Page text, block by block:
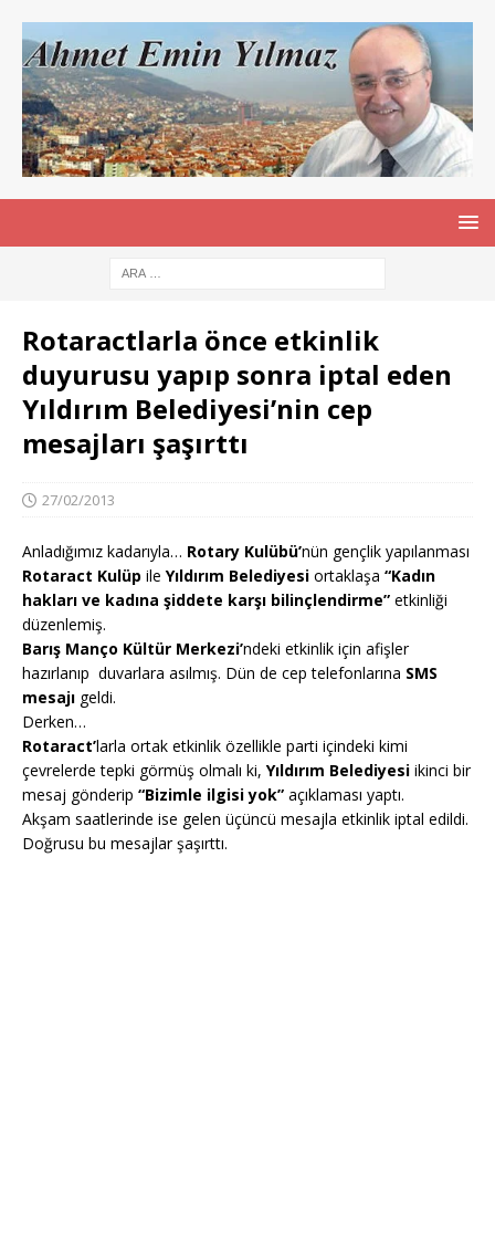
Rotaractlarla önce etkinlik
duyurusu yapıp sonra iptal eden
Yıldırım Belediyesi’nin cep
mesajları şaşırttı
27/02/2013
Anladığımız kadarıyla… Rotary Kulübü’nün gençlik yapılanması
Rotaract Kulüp ile Yıldırım Belediyesi ortaklaşa “Kadın
hakları ve kadına şiddete karşı bilinçlendirme” etkinliği
düzenlemiş.
Barış Manço Kültür Merkezi’ndeki etkinlik için afişler
hazırlanıp duvarlara asılmış. Dün de cep telefonlarına SMS
mesajı geldi.
Derken…
Rotaract’larla ortak etkinlik özellikle parti içindeki kimi
çevrelerde tepki görmüş olmalı ki, Yıldırım Belediyesi ikinci bir
mesaj gönderip “Bizimle ilgisi yok” açıklaması yaptı.
Akşam saatlerinde ise gelen üçüncü mesajla etkinlik iptal edildi.
Doğrusu bu mesajlar şaşırttı.